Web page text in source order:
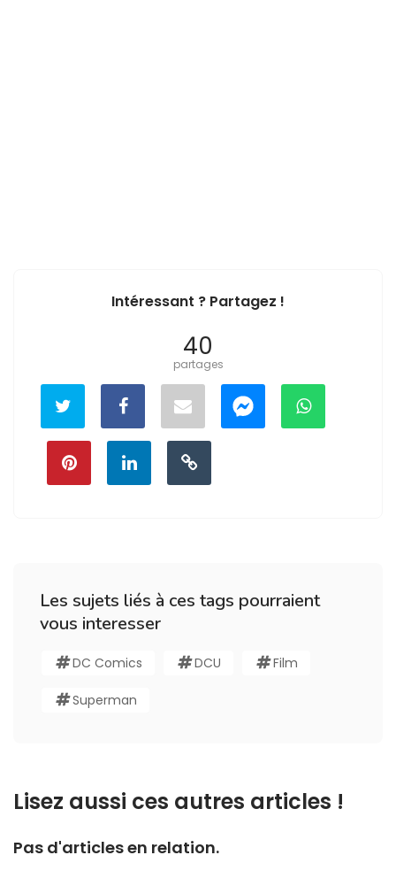
Intéressant ? Partagez !
40
partages
Les sujets liés à ces tags pourraient
vous interesser
DC Comics DCU Film
Superman
Lisez aussi ces autres articles !
Pas d'articles en relation.